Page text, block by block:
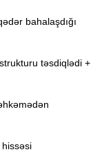
bahalaşdığı
təsdiqlədi +